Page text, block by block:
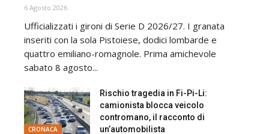
6 Agosto 2026
Ufficializzati i gironi di Serie D 2026/27. I granata
inseriti con la sola Pistoiese, dodici lombarde e
quattro emiliano-romagnole. Prima amichevole
sabato 8 agosto...
CRONACA
Rischio tragedia in Fi-Pi-Li:
camionista blocca veicolo
contromano, il racconto di
un’automobilista